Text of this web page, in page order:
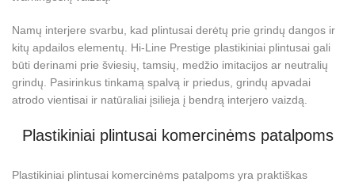
Namų interjere svarbu, kad plintusai derėtų prie grindų dangos ir
kitų apdailos elementų. Hi-Line Prestige plastikiniai plintusai gali
būti derinami prie šviesių, tamsių, medžio imitacijos ar neutralių
grindų. Pasirinkus tinkamą spalvą ir priedus, grindų apvadai
atrodo vientisai ir natūraliai įsilieja į bendrą interjero vaizdą.
Plastikiniai plintusai komercinėms patalpoms
Plastikiniai plintusai komercinėms patalpoms yra praktiškas